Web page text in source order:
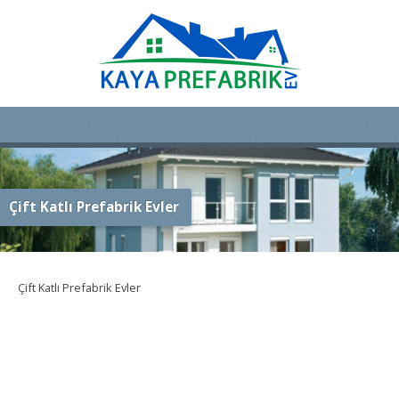
Çift Katlı Prefabrik Evler
Çift Katlı Prefabrik Evler